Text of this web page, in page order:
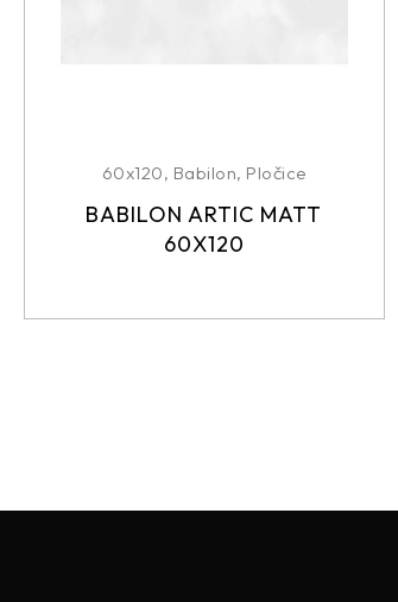
60x120, Babilon, Pločice
BABILON ARTIC MATT
60X120